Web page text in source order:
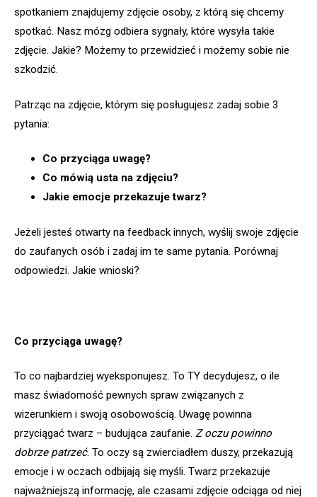
spotkaniem znajdujemy zdjęcie osoby, z którą się chcemy
spotkać. Nasz mózg odbiera sygnały, które wysyła takie
zdjęcie. Jakie? Możemy to przewidzieć i możemy sobie nie
szkodzić.
Patrząc na zdjęcie, którym się posługujesz zadaj sobie 3
pytania:
Co przyciąga uwagę?
Co mówią usta na zdjęciu?
Jakie emocje przekazuje twarz?
Jeżeli jesteś otwarty na feedback innych, wyślij swoje zdjęcie
do zaufanych osób i zadaj im te same pytania. Porównaj
odpowiedzi. Jakie wnioski?
Co przyciąga uwagę?
To co najbardziej wyeksponujesz. To TY decydujesz, o ile
masz świadomość pewnych spraw związanych z
wizerunkiem i swoją osobowością. Uwagę powinna
przyciągać twarz – budująca zaufanie. Z oczu powinno
dobrze patrzeć. To oczy są zwierciadłem duszy, przekazują
emocje i w oczach odbijają się myśli. Twarz przekazuje
najważniejszą informację, ale czasami zdjęcie odciąga od niej